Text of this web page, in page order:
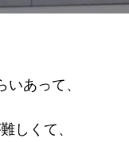
あって、
しくて、